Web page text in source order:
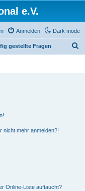
e.V.
Dark mode
Anmelden
gestellte Fragen
nicht mehr anmelden?!
Online-Liste auftaucht?